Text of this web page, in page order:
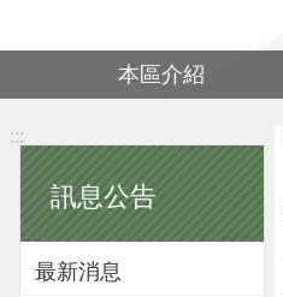
本區介紹
:::
訊息公告
最新消息